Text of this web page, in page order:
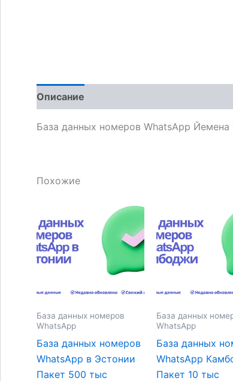
Описание
База данных номеров WhatsApp Йемена
Похожие
База данных номеров
WhatsApp
База данных номеров
WhatsApp в Эстонии
Пакет 500 тыс
База данных
WhatsApp
База данных
WhatsApp
Пакет 10 тыс